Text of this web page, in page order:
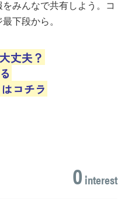
みんなで共有しよう。コ
下段から。
丈夫？
はコチラ
0 interest